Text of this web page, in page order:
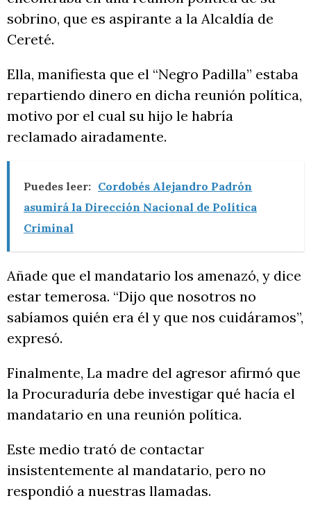
sobrino, que es aspirante a la Alcaldía de
Cereté.
Ella, manifiesta que el “Negro Padilla” estaba
repartiendo dinero en dicha reunión política,
motivo por el cual su hijo le habría
reclamado airadamente.
Puedes leer: Cordobés Alejandro Padrón
asumirá la Dirección Nacional de Política
Criminal
Añade que el mandatario los amenazó, y dice
estar temerosa. “Dijo que nosotros no
sabíamos quién era él y que nos cuidáramos”,
expresó.
Finalmente, La madre del agresor afirmó que
la Procuraduría debe investigar qué hacía el
mandatario en una reunión política.
Este medio trató de contactar
insistentemente al mandatario, pero no
respondió a nuestras llamadas.